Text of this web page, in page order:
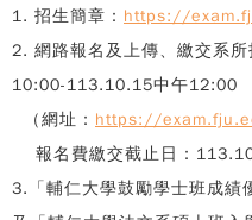
1. 招生簡章： https://
2. 網路報名及上傳、繳交系
10:00-113.10.15中午12:00
（網址： https://
報名費繳交截止日：
3.「輔仁大學鼓勵學士班成績